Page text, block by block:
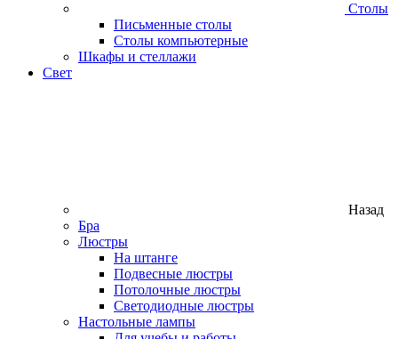
Столы
Письменные столы
Столы компьютерные
Шкафы и стеллажи
Свет
Назад
Бра
Люстры
На штанге
Подвесные люстры
Потолочные люстры
Светодиодные люстры
Настольные лампы